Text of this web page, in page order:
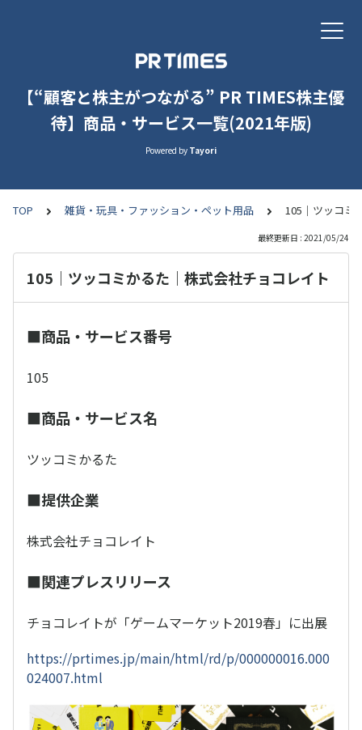
【“顧客と株主がつながる” PR TIMES株主優
待】商品・サービス一覧(2021年版)
Powered by Tayori
TOP 雑貨・玩具・ファッション・ペット用品 105｜ツッコミ
最終更新日 : 2021/05/24
105｜ツッコミかるた｜株式会社チョコレイト
■商品・サービス番号
105
■商品・サービス名
ツッコミかるた
■提供企業
株式会社チョコレイト
■関連プレスリリース
チョコレイトが「ゲームマーケット2019春」に出展
https://prtimes.jp/main/html/rd/p/000000016.000
024007.html